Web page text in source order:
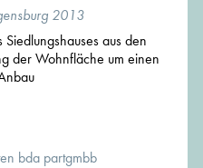
2013
aus den
der Wohnfläche um einen
bda partgmbb